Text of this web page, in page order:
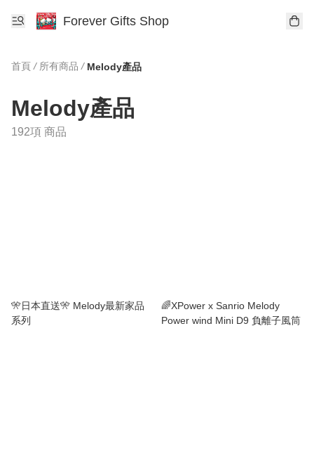
Forever Gifts Shop
首頁 / 所有商品 / Melody產品
Melody產品
192項 商品
🎌日本直送🎌 Melody最新家品
系列
🌈XPower x Sanrio Melody
Power wind Mini D9 負離子風筒